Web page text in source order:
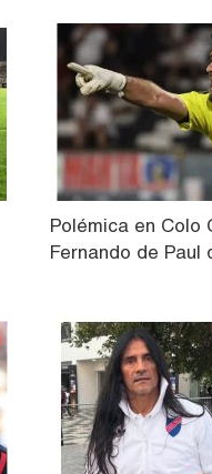
Polémica en Colo
Fernando de